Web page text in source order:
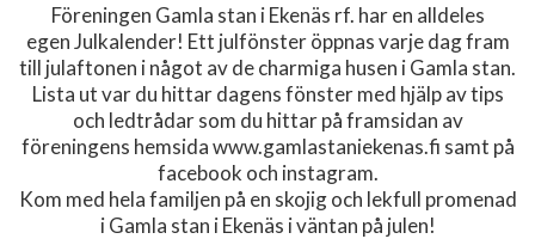
Föreningen Gamla stan i Ekenäs rf. har en alldeles
egen Julkalender! Ett julfönster öppnas varje dag fram
till julaftonen i något av de charmiga husen i Gamla stan.
Lista ut var du hittar dagens fönster med hjälp av tips
och ledtrådar som du hittar på framsidan av
föreningens hemsida www.gamlastaniekenas.fi samt på
facebook och instagram.
Kom med hela familjen på en skojig och lekfull promenad
i Gamla stan i Ekenäs i väntan på julen!